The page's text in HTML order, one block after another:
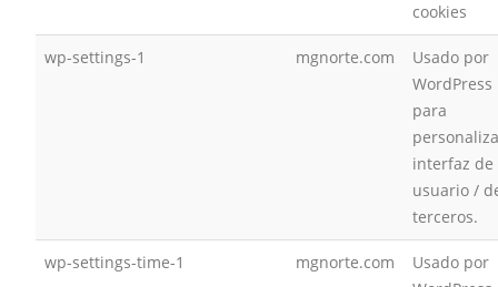
cookies
wp-settings-1 mgnorte.com
Usado por
WordPress
para
interfaz de
usuario /
terceros.
wp-settings-time-1 mgnorte.com
Usado por